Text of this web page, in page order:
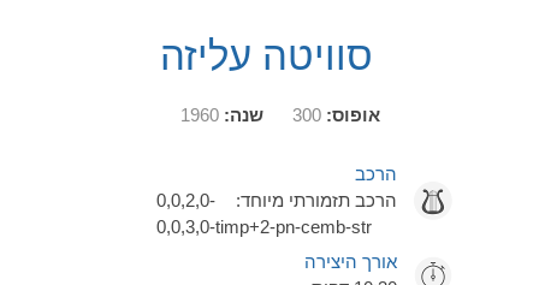
סוויטה עליזה
אופוס: 300 שנה: 1960
הרכב
הרכב תזמורתי מיוחד:
0,0,2,0-
0,0,3,0-timp+2-pn-cemb-str
אורך היצירה